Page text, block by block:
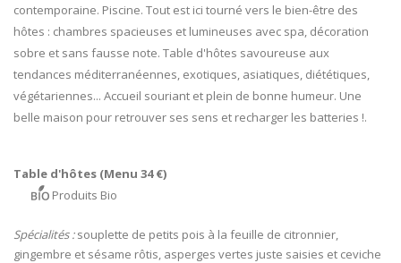
contemporaine. Piscine. Tout est ici tourné vers le bien-être des
hôtes : chambres spacieuses et lumineuses avec spa, décoration
sobre et sans fausse note. Table d'hôtes savoureuse aux
tendances méditerranéennes, exotiques, asiatiques, diététiques,
végétariennes... Accueil souriant et plein de bonne humeur. Une
belle maison pour retrouver ses sens et recharger les batteries !.
Table d'hôtes (Menu 34 €)
Produits Bio
Spécialités :souplette de petits pois à la feuille de citronnier,
gingembre et sésame rôtis, asperges vertes juste saisies et ceviche